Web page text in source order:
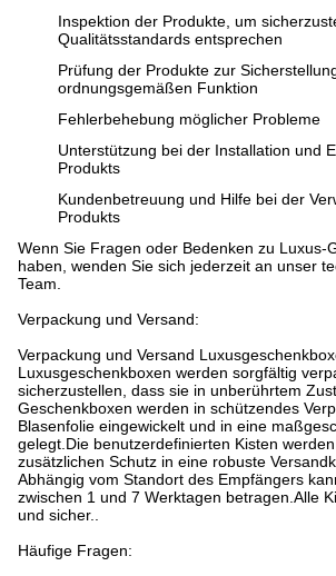
Inspektion der Produkte, um
Qualitätsstandards entsprechen
Prüfung der Produkte zur
ordnungsgemäßen Funktion
Fehlerbehebung möglicher Probleme
Unterstützung bei der Installation und
Produkts
Kundenbetreuung und Hilfe bei der
Produkts
Wenn Sie Fragen oder Bedenken zu Luxus-
haben, wenden Sie sich jederzeit an unser
Team.
Verpackung und Versand:
Verpackung und Versand
Luxusgeschenkboxen werden sorgfältig
sicherzustellen, dass sie in unberührtem
Geschenkboxen werden in schützendes
Blasenfolie eingewickelt und in eine
gelegt.Die benutzerdefinierten Kisten
zusätzlichen Schutz in eine robuste
Abhängig vom Standort des Empfängers
zwischen 1 und 7 Werktagen betragen.Alle
und sicher..
Häufige Fragen: